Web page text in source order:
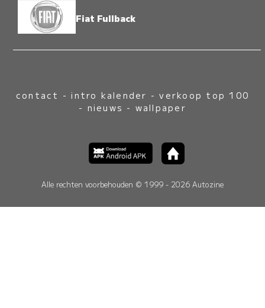
Fiat Fullback
contact -intro kalender -verkoop top 100
- nieuws - wallpaper
Alle rechten voorbehouden © 1999 - 2026 Autozine